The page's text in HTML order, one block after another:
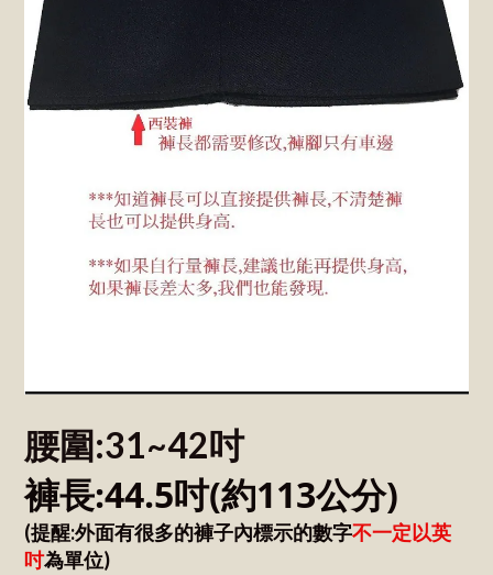
腰圍:31~42吋
褲長:44.5吋(約113公分)
(提醒:外面有很多的褲子內標示的數字不一定以英
吋為單位)